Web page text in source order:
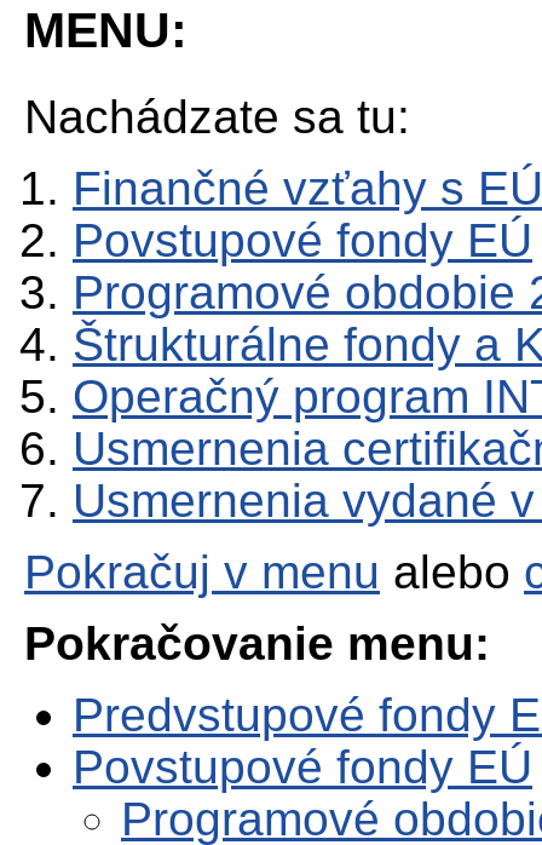
MENU:
Nachádzate sa tu:
Finančné vzťahy s EÚ
Povstupové fondy EÚ
Programové obdobie
Štrukturálne fondy a
Operačný program
Usmernenia
Usmernenia vydané
Pokračuj v menu alebo
Pokračovanie menu:
Predvstupové fondy
Povstupové fondy EÚ
Programové